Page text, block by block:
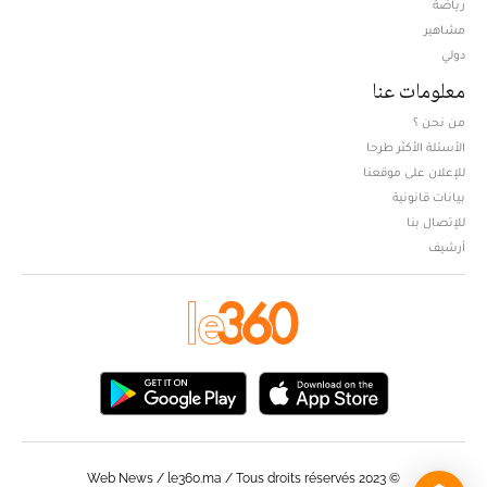
رياضة
مشاهير
دولي
معلومات عنا
من نحن ؟
الأسئلة الأكثر طرحا
للإعلان على موقعنا
بيانات قانونية
للإتصال بنا
أرشيف
© Web News / le360.ma / Tous droits réservés 2023